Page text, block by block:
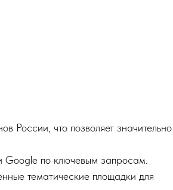
России, что позволяет значительно
Google по ключевым запросам.
тематические площадки для